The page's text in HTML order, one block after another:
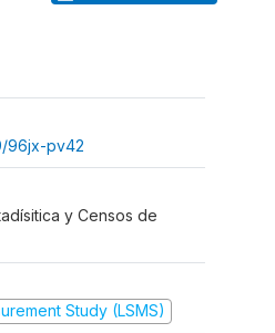
96jx-pv42
y Censos de
Study (LSMS)